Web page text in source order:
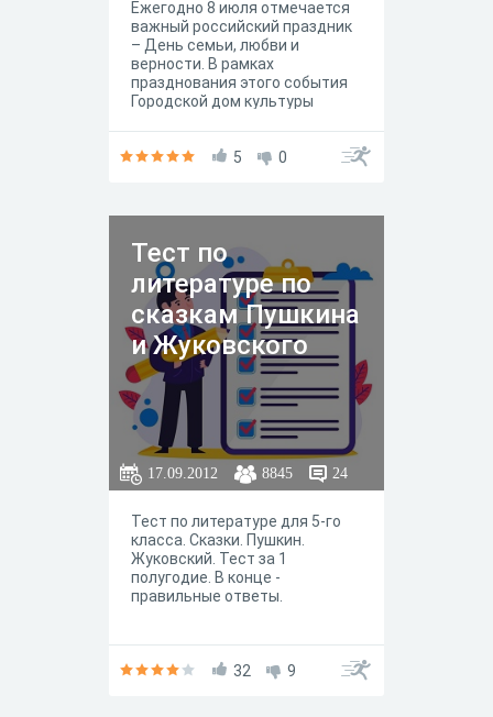
Ежегодно 8 июля отмечается
важный российский праздник
– День семьи, любви и
верности. В рамках
празднования этого события
Городской дом культуры
викторину «Литературные
5 0
Тест по
литературе по
сказкам Пушкина
и Жуковского
17.09.2012 8845 24
Тест по литературе для 5-го
класса. Сказки. Пушкин.
Жуковский. Тест за 1
полугодие. В конце -
правильные ответы.
32 9